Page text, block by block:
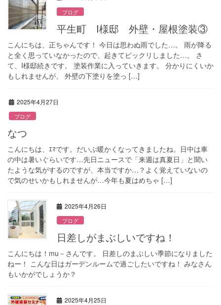
ブログ
平生町 I様邸 外壁・屋根塗装③
こんにちは、正ちゃんです！ 今日は思わぬ雨でした…。 雨が降る
と全く思っていなかったので、起きてビックリしました…。 さ
て、I様邸続きです。 塗装作業に入っていきます。 分かりにくいか
もしれませんが、 外壁の下塗りを塗っ […]
2025年4月27日
ブログ
なつ
こんにちは、ｴﾏです。だいぶ暖かくなってきましたね。日中は車
の中は暑いぐらいです…先日ニュースで「来週は真夏日」と聞い
たような気がするのですが、本当ですか…？よく覚えていないの
で気のせいかもしれませんが…今年も夏はめちゃ […]
2025年4月26日
ブログ
日差しがまぶしいですね！
こんにちは！mu－さんです。 日差しのまぶしい季節になりました
ねー！ こんな日はガーデンルームで過ごしたいですね！ みなさん
もいかがでしょうか？
2025年4月25日